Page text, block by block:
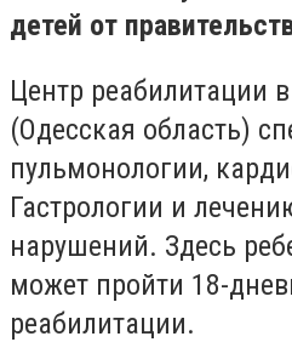
детей от
Центр реабилитации
(Одесская область)
пульмонологии,
Гастрологии и
нарушений. Здесь
может пройти 18-
реабилитации.